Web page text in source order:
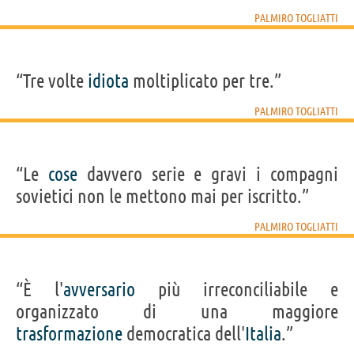
PALMIRO TOGLIATTI
“Tre volte idiota moltiplicato per tre.”
PALMIRO TOGLIATTI
“Le cosedavvero serie e gravi i compagni
sovietici non le mettono mai per iscritto.”
PALMIRO TOGLIATTI
“È l'avversario più irreconciliabile e
organizzato di una maggiore
trasformazione democratica dell'Italia.”